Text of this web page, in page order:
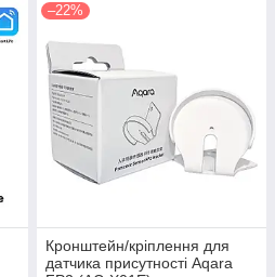
–22%
Кронштейн/кріплення для
датчика присутності Aqara